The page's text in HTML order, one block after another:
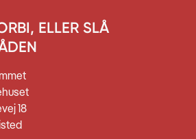
ELLER SLÅ
18